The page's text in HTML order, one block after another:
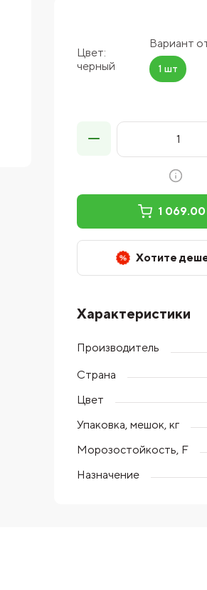
Цвет:
черный
Вариант
1 шт
1 069.00
Хотите
Характеристики
Производитель
Страна
Цвет
Упаковка, мешок, кг
Морозостойкость, F
Назначение